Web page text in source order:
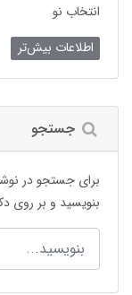
انتخاب نو
اطلاعات بیش‌تر
جستجو
برای جستجو در
بنویسید و بر روی